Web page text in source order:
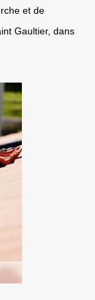
et de
Gaultier, dans